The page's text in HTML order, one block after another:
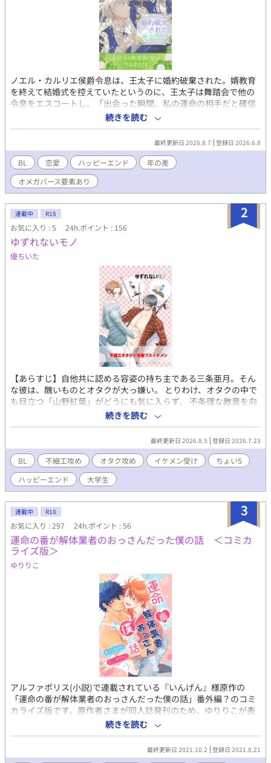
ノエル・カルリエ侯爵令息は、王太子に婚約破棄された。婿教育
を終えて結婚式を控えていたというのに、王太子は舞踏会で他の
令息をエスコートし、「出会った瞬間、私の運命の相手だと確信
したんだ」と言った。誰もが運命の番に出会えるわけではない。
そう思うと、ノエルは王太子と運命の相手を祝福するしかなかっ
た。 婚約破棄の翌日。次の嫁ぎ先を探すよう父に命じられたノエ
ルの元に、ジョスラン・ベルクール大公が訪ねてきた。大公のひ
とり息子、ローランの教育係を頼まれたノエルは王都を離れ、大
公家の別邸で大公子と暮らすことに。 領地に引きこもる大公子、
ローランに追い返されてもめげないノエル。ローランもあきらめ
ないノエルに心を開くようになり、父のジョスランもノエルのこ
とを意識し始めて…… ひと回り年上大公α × 自信も幸も薄いけど
実は敏腕Ω 婚約破棄されたノエルが、新しい家族に愛されて幸せ
になるお話です。 ✦この漫画は自創作BL小説のセルフコミカライ
ズ作品です 毎週金曜18時30分、3～4ページずつちまちま更新
中 ✦薄幸令息１は婚約破棄～1年間のお話（全年齢） ✦R-18は薄
幸令息２から アルファポリスで同タイトルの小説版が完結済み
続きを読む
最終更新日 2026.8.7 登録日 2026.6.8
BL 恋愛 ハッピーエンド
年の差
オメガバース要素あり
2
連載中 R18
お気に入り : 5 24h.ポイント : 156
ゆずれないモノ
優ちいた
【あらすじ】自他共に認める容姿の持ち主である三条亜月。そん
な彼は、醜いものとオタクが大っ嫌い。 とりわけ、オタクの中で
も目立つ「山野紅葉」がどうにも気に入らず、 不条理な敵意を向
けていた。 だがそんなある日、とうとうキレた山野からレイプさ
れ、その一部始終を動画に撮られてしまう。 その動画をネタに、
身体の関係を強要されるとおもいきや、 「ばらされたくなけれ
ば、もう僕に関わらないで」 と、逆のことを言われてしまい
―――！？ ■この作品は、先に投稿していた小説「ゆずれないモ
ノ」をコミカライズしたものです。 よろしければ、そちらもどう
ぞ！
続きを読む
最終更新日 2026.8.5 登録日 2026.7.23
BL 不細工攻め オタク攻め イケメン受け
ちょいS
ハッピーエンド
大学生
3
連載中 R18
お気に入り : 297 24h.ポイント : 56
運命の番が解体業者のおっさんだった僕の話 ＜コミカ
ライズ版＞
ゆりりこ
アルファポリス(小説)で連載されている『いんげん』様原作の
「運命の番が解体業者のおっさんだった僕の話」番外編？のコミ
カライズ版です。原作者さまが同人誌発刊のため、ゆりりこが表
紙とおまけ漫画を描かせて頂き、そちらに掲載される漫画の内容
となっています。漫画を読まれる前に、アルファポリスに掲載さ
れている小説本編を読んでいただくと、よりお話を楽しめると思
います。よろしくお願いします。
続きを読む
最終更新日 2021.10.2 登録日 2021.8.21